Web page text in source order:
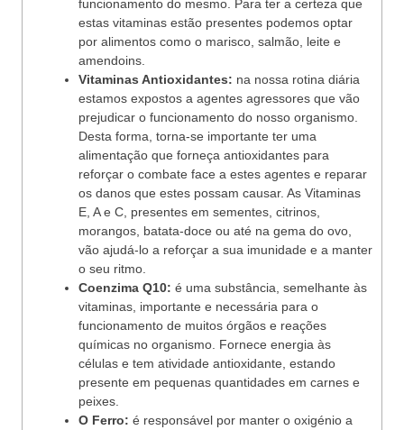
funcionamento do mesmo. Para ter a certeza que
estas vitaminas estão presentes podemos optar
por alimentos como o marisco, salmão, leite e
amendoins.
Vitaminas Antioxidantes: na nossa rotina diária
estamos expostos a agentes agressores que vão
prejudicar o funcionamento do nosso organismo.
Desta forma, torna-se importante ter uma
alimentação que forneça antioxidantes para
reforçar o combate face a estes agentes e reparar
os danos que estes possam causar. As Vitaminas
E, A e C, presentes em sementes, citrinos,
morangos, batata-doce ou até na gema do ovo,
vão ajudá-lo a reforçar a sua imunidade e a manter
o seu ritmo.
Coenzima Q10: é uma substância, semelhante às
vitaminas, importante e necessária para o
funcionamento de muitos órgãos e reações
químicas no organismo. Fornece energia às
células e tem atividade antioxidante, estando
presente em pequenas quantidades em carnes e
peixes.
O Ferro: é responsável por manter o oxigénio a